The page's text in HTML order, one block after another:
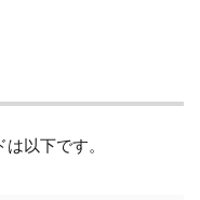
以下です。